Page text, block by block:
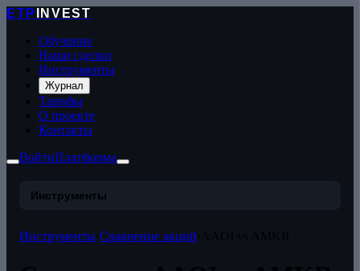
ETP
INVEST
Обучение
Наши сделки
Инструменты
Журнал
Тарифы
О проекте
Контакты
ВойтиПлатформа
Инструменты
Инструменты Сравнение акций